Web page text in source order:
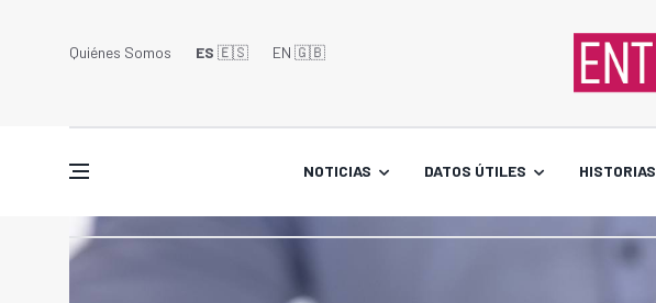
Quiénes Somos ES 🇪🇸 EN 🇬🇧󠁢󠁥󠁮󠁧󠁿
NOTICIAS DATOS ÚTILES HISTORIAS